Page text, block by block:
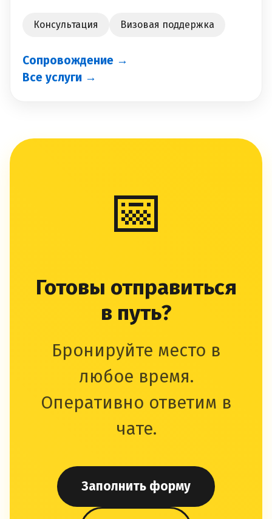
Консультация Визовая поддержка
Сопровождение →
Все услуги →
📅
Готовы отправиться
в путь?
Бронируйте место в
любое время.
Оперативно ответим в
чате.
Заполнить форму